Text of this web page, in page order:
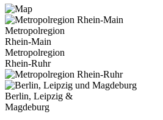
Metropolregion
Rhein-Main
Metropolregion
Rhein-Ruhr
Berlin, Leipzig &
Magdeburg